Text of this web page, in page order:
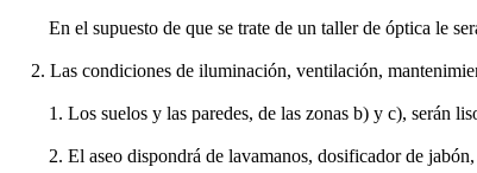
En el supuesto de que se trate de un taller de óptica le
2. Las condiciones de iluminación, ventilación,
1. Los suelos y las paredes, de las zonas b) y c), serán
2. El aseo dispondrá de lavamanos, dosificador de